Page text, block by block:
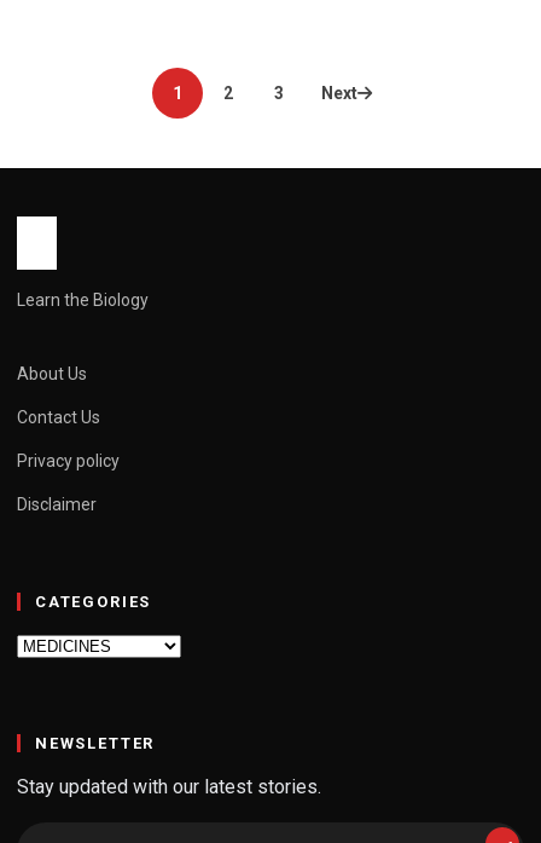
pagination
1 2 3 Next
Learn the Biology
About Us
Contact Us
Privacy policy
Disclaimer
CATEGORIES
Categories
NEWSLETTER
Stay updated with our latest stories.